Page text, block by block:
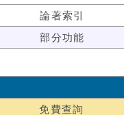
論著索引
部分功能
免費查詢